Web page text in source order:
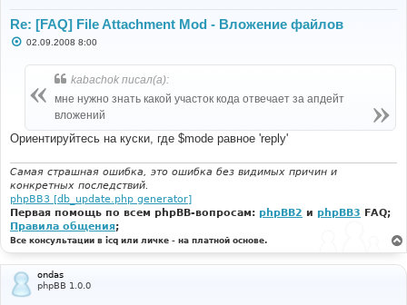
Re: [FAQ] File Attachment Mod - Вложение файлов
С
е
02.09.2008 8:00
kabachok писал(а):
мне нужно знать какой участок кода отвечает за апдейт
вложений
Ориентируйтесь на куски, где $mode равное 'reply'
Самая страшная ошибка, это ошибка без видимых причин и
конкретных последствий.
phpBB3 [db_update.php generator]
Первая помощь по всем phpBB-вопросам: phpBB2 и phpBB3 FAQ;
Правила общения;
Все консультации в icq или личке - на платной основе.
ondas
phpBB 1.0.0